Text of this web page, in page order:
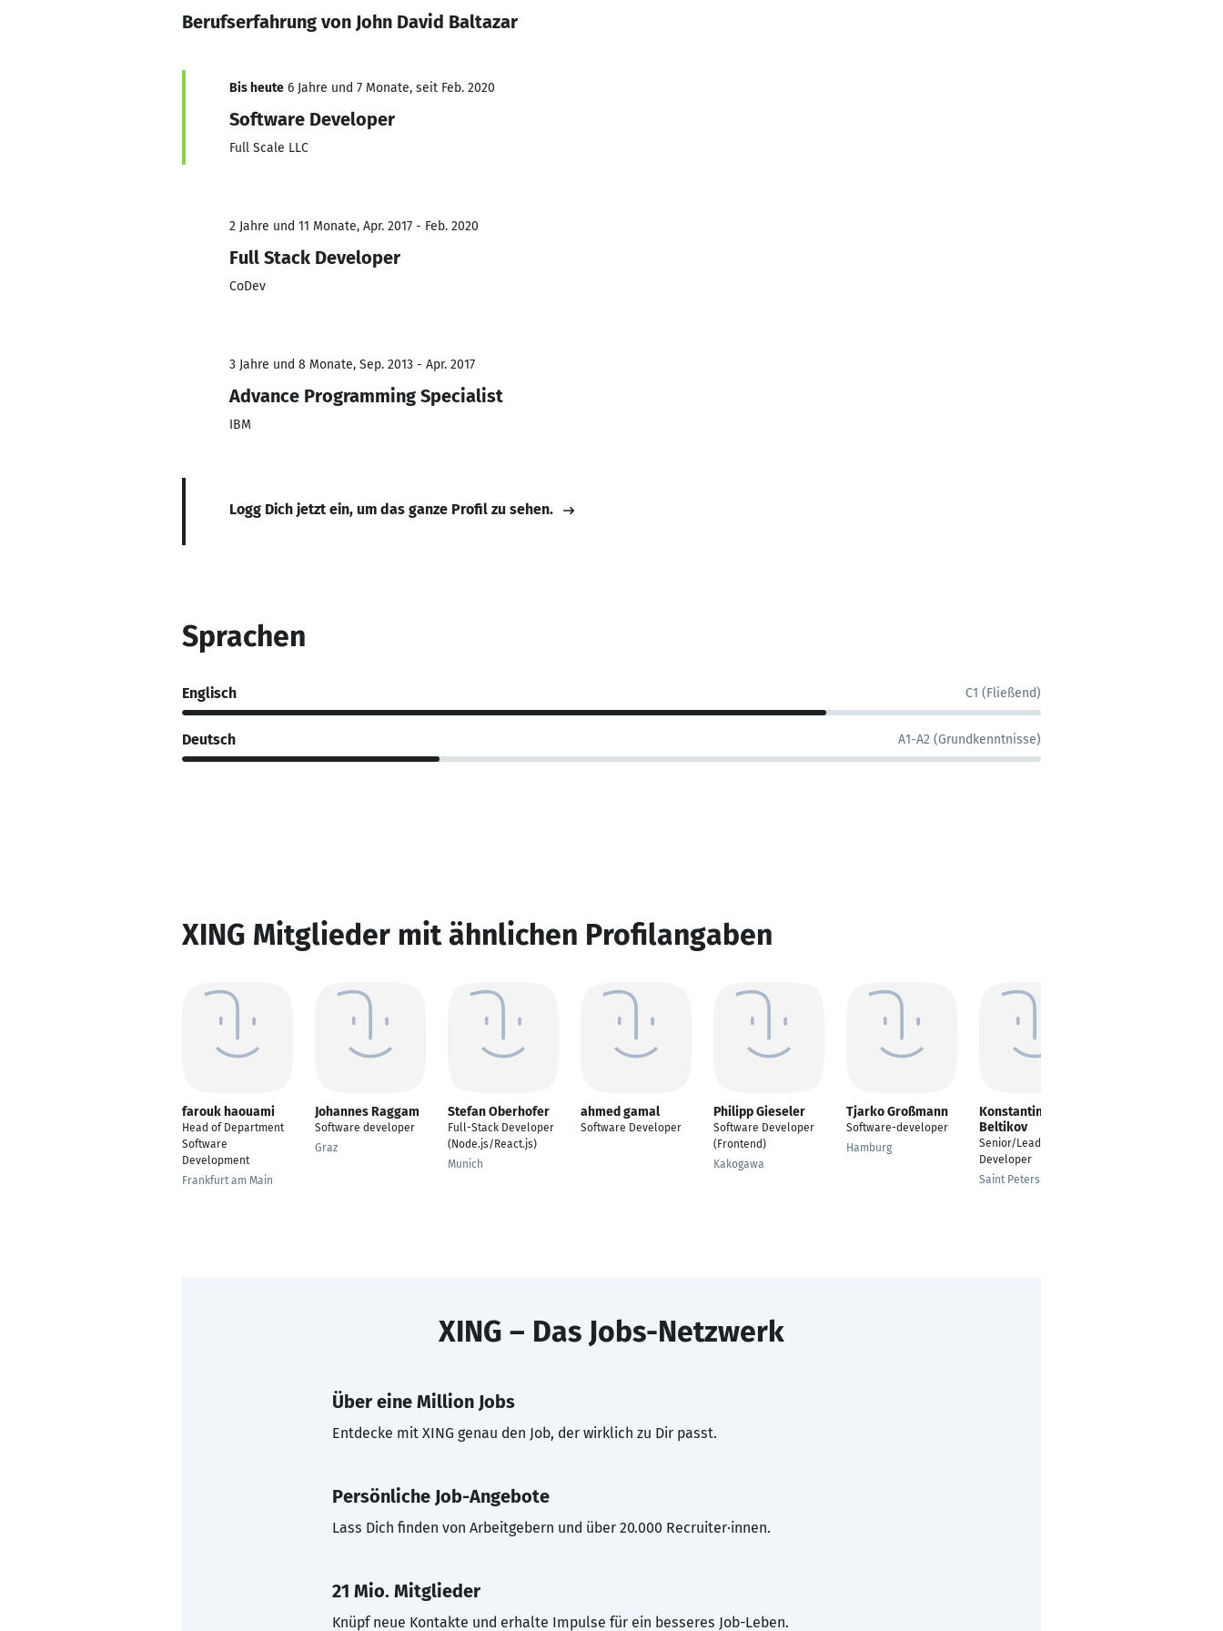
Berufserfahrung von John David Baltazar
Bis heute 6 Jahre und 7 Monate, seit Feb. 2020
Software Developer
Full Scale LLC
2 Jahre und 11 Monate, Apr. 2017 - Feb. 2020
Full Stack Developer
CoDev
3 Jahre und 8 Monate, Sep. 2013 - Apr. 2017
Advance Programming Specialist
IBM
Logg Dich jetzt ein, um das ganze Profil zu sehen.
Sprachen
Englisch C1 (Fließend)
Deutsch A1-A2 (Grundkenntnisse)
XING Mitglieder mit ähnlichen Profilangaben
farouk haouami
Head of Department
Software
Development
Frankfurt am Main
Johannes Raggam
Software developer
Graz
Stefan Oberhofer
Full-Stack Developer
(Node.js/React.js)
Munich
ahmed gamal
Software Developer
Philipp Gieseler
Software Developer
(Frontend)
Kakogawa
Tjarko Großmann
Software-developer
Hamburg
Konstantin
Beltikov
Senior/Lead Software
Developer
Saint Petersburg
XING – Das Jobs-Netzwerk
Über eine Million Jobs
Entdecke mit XING genau den Job, der wirklich zu Dir passt.
Persönliche Job-Angebote
Lass Dich finden von Arbeitgebern und über 20.000 Recruiter·innen.
21 Mio. Mitglieder
Knüpf neue Kontakte und erhalte Impulse für ein besseres Job-Leben.